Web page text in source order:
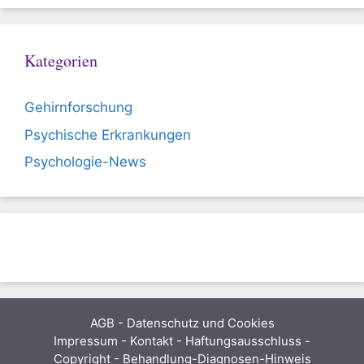
Kategorien
Gehirnforschung
Psychische Erkrankungen
Psychologie-News
AGB - Datenschutz und Cookies
Impressum - Kontakt - Haftungsausschluss -
Copyright - Behandlung-Diagnosen-Hinweis